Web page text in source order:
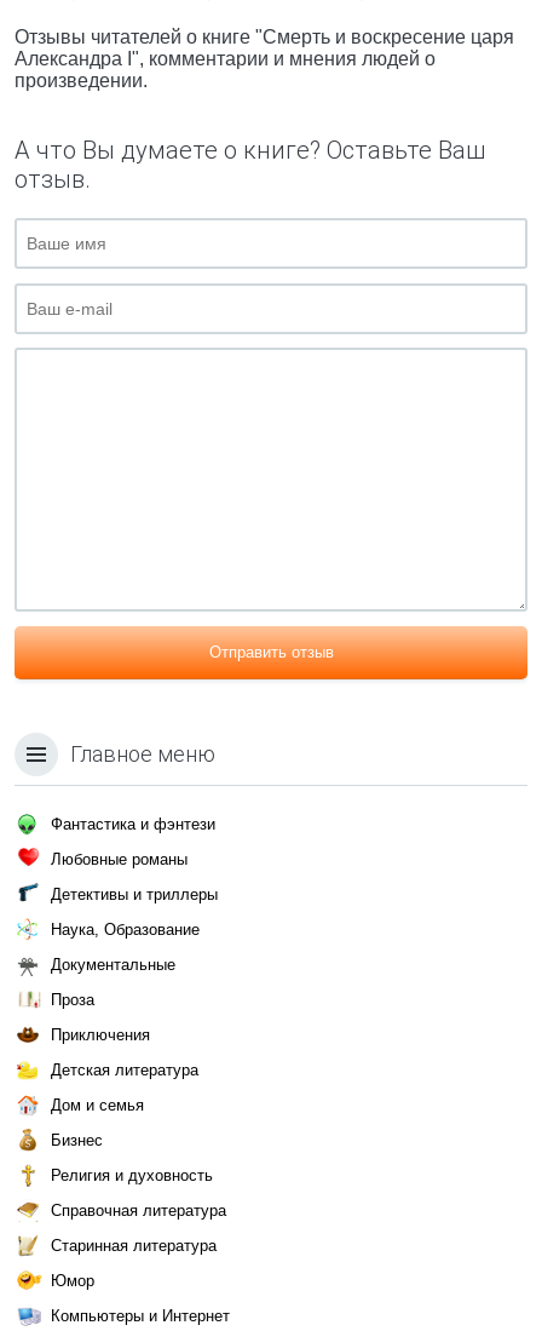
Отзывы читателей о книге "Смерть и воскресение царя
Александра I", комментарии и мнения людей о
произведении.
А что Вы думаете о книге? Оставьте Ваш
отзыв.
Отправить отзыв
Главное меню
Фантастика и фэнтези
Любовные романы
Детективы и триллеры
Наука, Образование
Документальные
Проза
Приключения
Детская литература
Дом и семья
Бизнес
Религия и духовность
Справочная литература
Старинная литература
Юмор
Компьютеры и Интернет